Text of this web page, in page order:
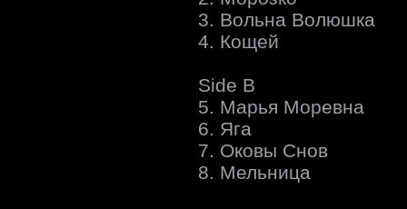
3. Вольна Волюшка
4. Кощей
Side B
5. Марья Моревна
6. Яга
7. Оковы Снов
8. Мельница